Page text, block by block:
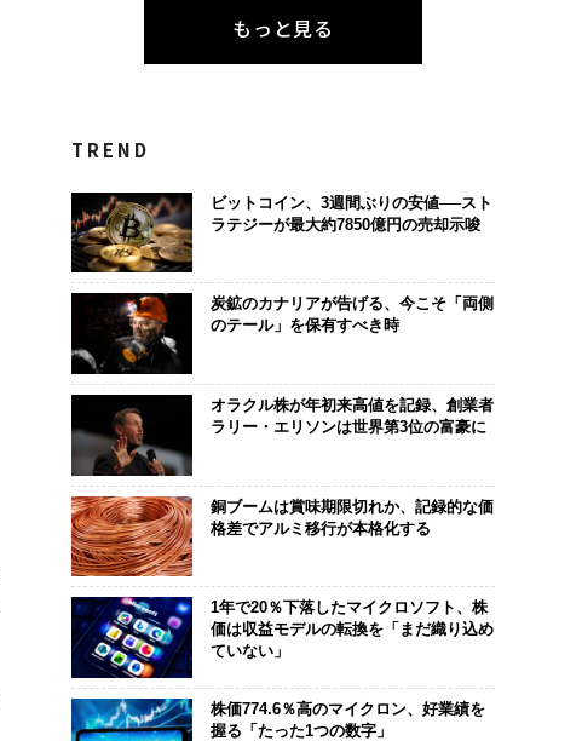
もっと見る
TREND
ビットコイン、3週間ぶりの安値──スト
ラテジーが最大約7850億円の売却示唆
炭鉱のカナリアが告げる、今こそ「両側
のテール」を保有すべき時
オラクル株が年初来高値を記録、創業者
ラリー・エリソンは世界第3位の富豪に
銅ブームは賞味期限切れか、記録的な価
格差でアルミ移行が本格化する
1年で20％下落したマイクロソフト、株
価は収益モデルの転換を「まだ織り込め
ていない」
株価774.6％高のマイクロン、好業績を
握る「たった1つの数字」